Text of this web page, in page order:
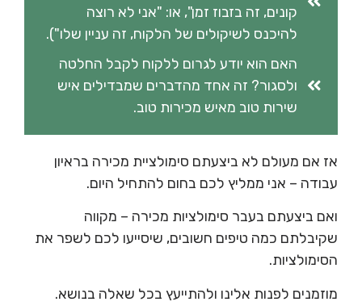
קונים, זה בזבוז זמן", או: "אני לא רוצה
להיכנס לשיקולים של הלקוח, זה עניין שלו").
האם הוא יודע לגרום ללקוח לקבל החלטה
ולסגור? זה אחד מהדברים שמבדילים איש
שירות טוב מאיש מכירות טוב.
אז אם מעולם לא ביצעתם סימולציית מכירה בראיון
עבודה – אני ממליץ לכם בחום להתחיל היום.
ואם ביצעתם בעבר סימולציות מכירה – מקווה
שקיבלתם כמה טיפים חשובים, שיסייעו לכם לשפר את
הסימולציות.
מוזמנים לפנות אלינו ולהתייעץ בכל שאלה בנושא.